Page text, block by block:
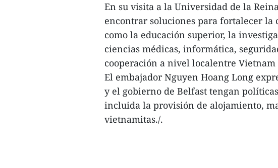
En su visita a la Universidad de la
encontrar soluciones para fortalecer
como la educación superior, la
ciencias médicas, informática,
cooperación a nivel localentre
El embajador Nguyen Hoang Long
y el gobierno de Belfast tengan
incluida la provisión de alojamiento,
vietnamitas./.